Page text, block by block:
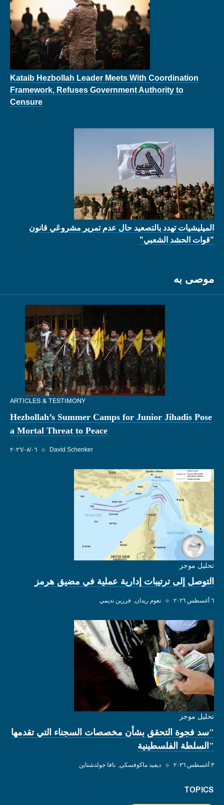
Kataib Hezbollah Leader Meets With Coordination
Framework, Refuses Government Authority to
Censure
الميليشيات تهدد بالتصعيد حال عدم تمرير مشروعَي قانون
"قوات الحشد الشعبي"
موصى به
ARTICLES & TESTIMONY
Hezbollah’s Summer Camps for Junior Jihadis Pose
a Mortal Threat to Peace
٠٦‏/٠٨‏/٢٠٢٦ ◆ David Schenker
تحليل موجز
التوصل إلى ترتيبات إدارية عملية في مضيق هرمز
٦ أغسطس ٢٠٢٦ ◆ نعوم ريدان فرزين نديمي
تحليل موجز
"سد فجوة التحقق بشأن مخصصات السجناء التي تقدمها
"السلطة الفلسطينية
٣ أغسطس ٢٠٢٦ ◆ ديفيد ماكوفسكي نافا جولدشتاين
TOPICS